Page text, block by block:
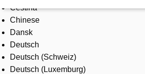
Products & Solutions
Industries
Services
About us
Where to buy
Contact us
Čeština
Chinese
Dansk
Deutsch
Deutsch (Schweiz)
Deutsch (Luxemburg)